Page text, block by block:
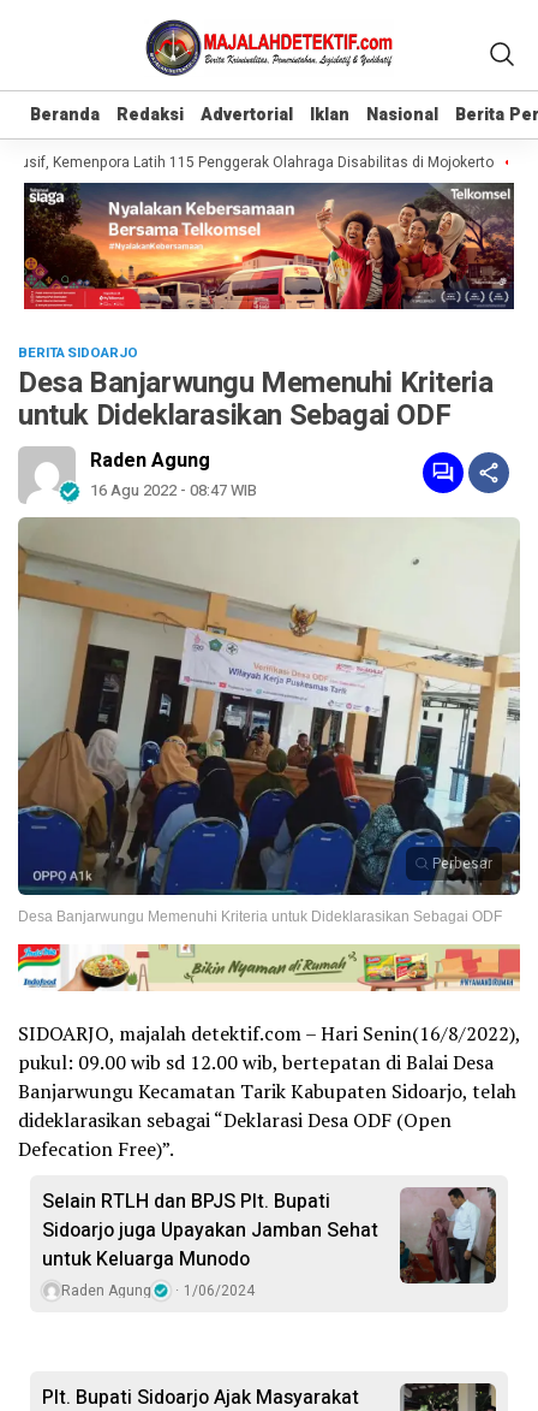
Beranda Redaksi Advertorial Iklan Nasional Berita
Beranda Redaksi Advertorial Iklan Nasional Berita
Kemenpora Latih 115 Penggerak Olahraga Disabilitas di Mojokerto
BERITA SIDOARJO
Desa Banjarwungu Memenuhi Kriteria
untuk Dideklarasikan Sebagai ODF
Raden Agung
16 Agu 2022 - 08:47 WIB
Perbesar
Desa Banjarwungu Memenuhi Kriteria untuk Dideklarasikan Sebagai ODF
SIDOARJO, majalah detektif.com – Hari Senin(16/8/2022),
pukul: 09.00 wib sd 12.00 wib, bertepatan di Balai Desa
Banjarwungu Kecamatan Tarik Kabupaten Sidoarjo, telah
dideklarasikan sebagai “Deklarasi Desa ODF (Open
Defecation Free)”.
Selain RTLH dan BPJS Plt. Bupati
Sidoarjo juga Upayakan Jamban Sehat
untuk Keluarga Munodo
Raden Agung 1/06/2024
Plt. Bupati Sidoarjo Ajak Masyarakat